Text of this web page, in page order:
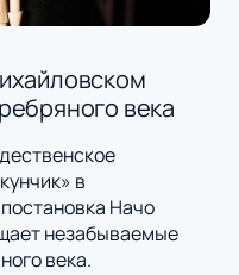
века
в
Начо
незабываемые
века.